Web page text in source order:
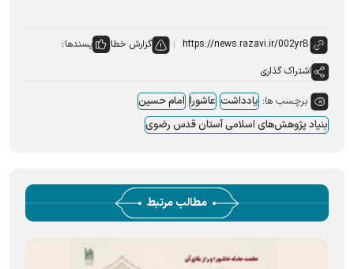
گزارش خطا
پسندها:
اشتراک گذاری
برچسب ها: یادداشت عاشورا امام حسین
بنیاد پژوهش‌های اسلامی آستان قدس رضوی
مطالب مرتبط